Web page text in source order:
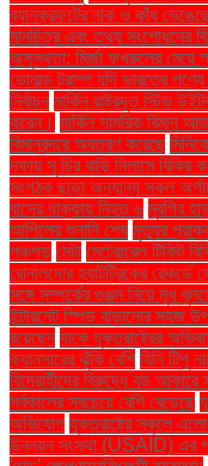
ব্যানক্রফটের নাক ও কাঁধ
মানচিত্র এবং তথ্য সংশোধনের
অসুস্থতা: মির্জা ফখরুলের মেয়ে
ডোনাল্ড ট্রাম্প যদি ভারতের
নির্বাচন মার্কিন রাষ্ট্রদূত স্টিভ
করেন। মার্কিন সামরিক বিমান
বিমানবন্দরে অবতরণ করেছে
দফায় সু চির বাড়ি নিলামে বিক্রি
সংগঠক ছাড়া অন্যান্য সকল
বাসের ধাক্কায় নিহত ৬ মুরগির
আপিলের শুনানি শেষ মৃত্যুর
পঞ্চগড় মেটা মেট্রোরেল টিকিট
রোনালদোর হ্যাটট্রিকের রেকর্ডে
সঙ্গে সম্পর্কের গুঞ্জন নিয়ে মুখ
ইন্টারনেট স্পিড বাড়ানোর সহজ
রয়েছেন যাকে যুক্তরাষ্ট্রের
ক্যানসারের ঝুঁকি বেশি যিনি টিপু
বিদ্রোহীদের বিরুদ্ধে বড় আকারে
সর্বকালের সবচেয়ে বেশি বেড়েছে
অভিযোগ যুক্তরাষ্ট্রে স্কুলে
উন্নয়ন সংস্থা (USAID) এর